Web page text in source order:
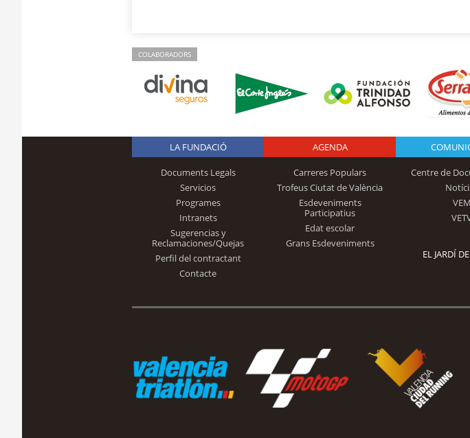
COLABORADORS
Logo Fundación
Trinidad Alfonso
LA FUNDACIÓ
Documents Legals
Servicios
Programes
Intranets
Sugerencias y
Reclamaciones/Quejas
Perfil del contractant
Contacte
AGENDA
Carreres Populars
Trofeus Ciutat de València
Esdeveniments
Participatius
Edat escolar
Grans Esdeveniments
Centre de
VEM
EL JARDÍ